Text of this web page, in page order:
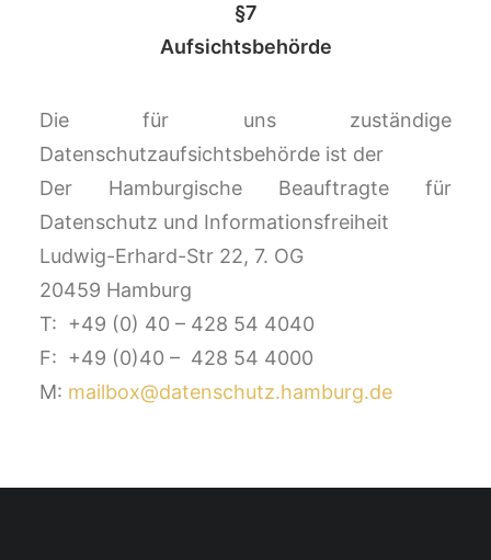
§7
Aufsichtsbehörde
Die für uns zuständige
Datenschutzaufsichtsbehörde ist der
Der Hamburgische Beauftragte für
Datenschutz und Informationsfreiheit
Ludwig-Erhard-Str 22, 7. OG
20459 Hamburg
T: +49 (0) 40 – 428 54 4040
F: +49 (0)40 – 428 54 4000
M: mailbox@datenschutz.hamburg.de